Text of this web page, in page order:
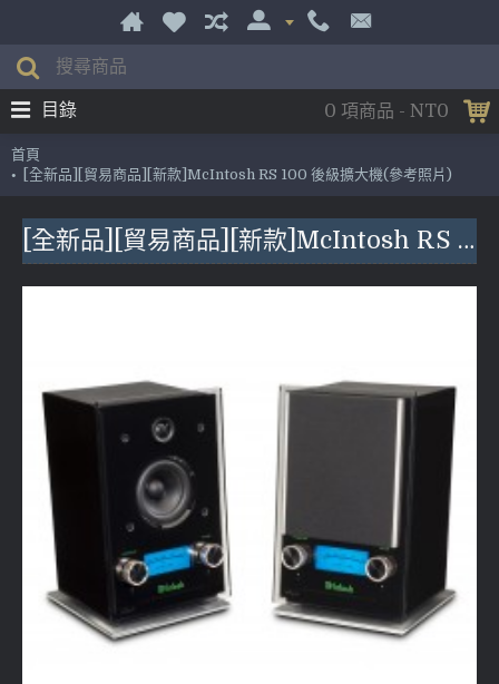
0 項商品 - NT0
目錄
首頁
[全新品][貿易商品][新款]McIntosh RS 100 後級擴大機(參考照片)
[全新品][貿易商品][新款]McIntosh RS 100 後級擴大機(參考照片)